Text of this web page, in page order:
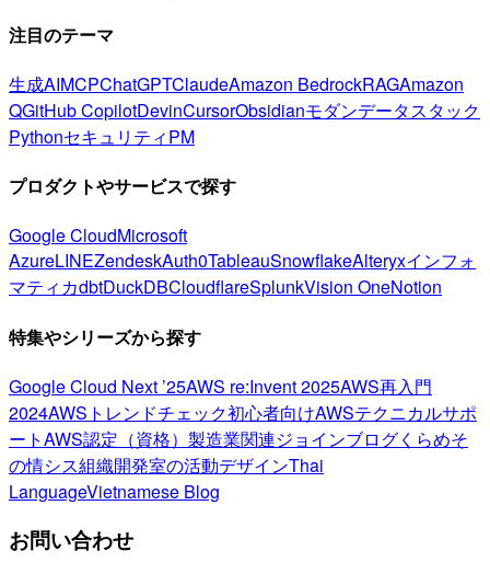
注目のテーマ
生成AIMCPChatGPTClaudeAmazon BedrockRAGAmazon
QGitHub CopilotDevinCursorObsidianモダンデータスタック
PythonセキュリティPM
プロダクトやサービスで探す
Google CloudMicrosoft
AzureLINEZendeskAuth0TableauSnowflakeAlteryxインフォ
マティカdbtDuckDBCloudflareSplunkVision OneNotion
特集やシリーズから探す
Google Cloud Next ’25AWS re:Invent 2025AWS再入門
2024AWSトレンドチェック初心者向けAWSテクニカルサポ
ートAWS認定（資格） 製造業関連ジョインブログくらめそ
の情シス組織開発室の活動デザインThai
LanguageVietnamese Blog
お問い合わせ